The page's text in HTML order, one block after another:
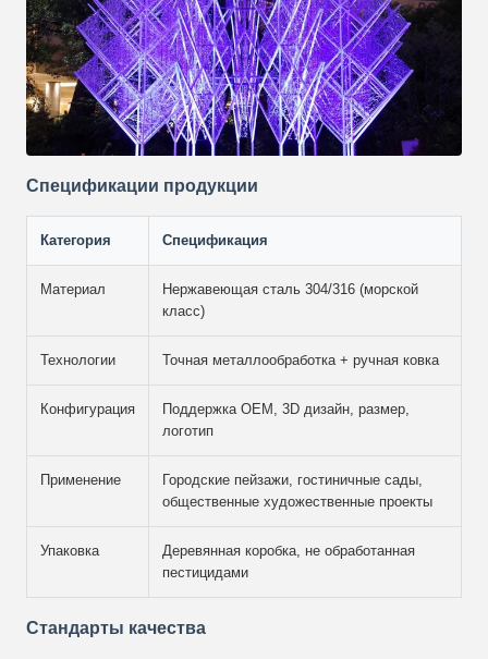
Спецификации продукции
Категория Спецификация
Материал
Нержавеющая сталь 304/316 (морской
класс)
Технологии Точная металлообработка + ручная ковка
Конфигурация
Поддержка OEM, 3D дизайн, размер,
логотип
Применение
Городские пейзажи, гостиничные сады,
общественные художественные проекты
Упаковка
Деревянная коробка, не обработанная
пестицидами
Стандарты качества